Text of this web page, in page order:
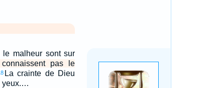
le malheur sont sur
connaissent pas le
La crainte de Dieu
yeux.…